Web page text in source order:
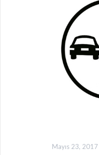
Mayıs 23, 2017